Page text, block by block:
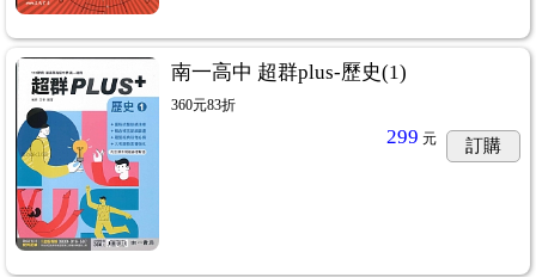
南一高中 超群plus-歷史(1)
360元83折
299 元 訂購